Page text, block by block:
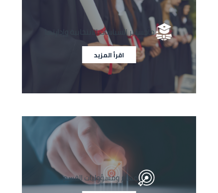
الصورةماجستير السياسات الانتخابية وإدارتها
اقرأ المزيد
الصورة مهام ومسؤوليات القسم